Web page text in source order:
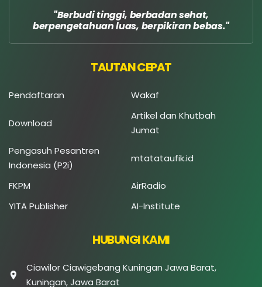
Berbudi tinggi, berbadan sehat,
berpengetahuan luas, berpikiran bebas.
TAUTAN CEPAT
Pendaftaran Wakaf
Download
Artikel dan Khutbah
Jumat
Pengasuh Pesantren
Indonesia (P2i)
mtatataufik.id
FKPM
AirRadio
YITA Publisher
AI-Institute
HUBUNGI KAMI
Ciawilor Ciawigebang Kuningan Jawa Barat,
Kuningan, Jawa Barat